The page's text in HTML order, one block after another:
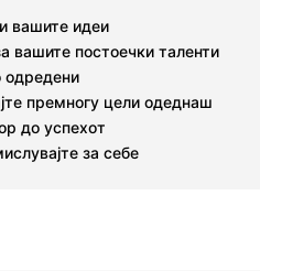
вашите идеи
вашите постоечки таленти
одредени
премногу цели одеднаш
до успехот
за себе